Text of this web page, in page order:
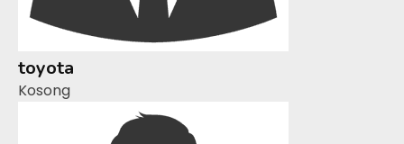
toyota
Kosong